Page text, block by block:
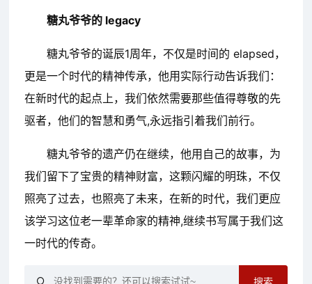
糖丸爷爷的 legacy
糖丸爷爷的诞辰1周年，不仅是时间的 elapsed，
更是一个时代的精神传承，他用实际行动告诉我们：
在新时代的起点上，我们依然需要那些值得尊敬的先
驱者，他们的智慧和勇气,永远指引着我们前行。
糖丸爷爷的遗产仍在继续，他用自己的故事，为
我们留下了宝贵的精神财富，这颗闪耀的明珠，不仅
照亮了过去，也照亮了未来，在新的时代，我们更应
该学习这位老一辈革命家的精神,继续书写属于我们这
一时代的传奇。
搜索